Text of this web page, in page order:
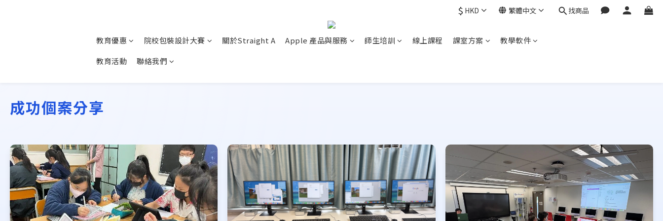
$ HKD 繁體中文 找商品
教育優惠 院校包裝設計大賽 關於Straight A Apple 產品與服務 師生培訓 線上課程 課室方案
教學軟件
教育活動
聯絡我們
成功個案分享